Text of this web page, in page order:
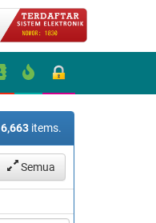
6,663 items.
Semua